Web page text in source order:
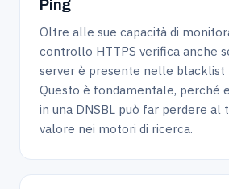
Ping
Oltre alle sue capacità di
controllo HTTPS verifica anche
server è presente nelle blacklist
Questo è fondamentale, perché
in una DNSBL può far perdere al
valore nei motori di ricerca.